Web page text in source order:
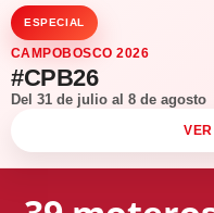
ESPECIAL
CAMPOBOSCO 2026
#CPB26
Del 31 de julio al 8 de agosto